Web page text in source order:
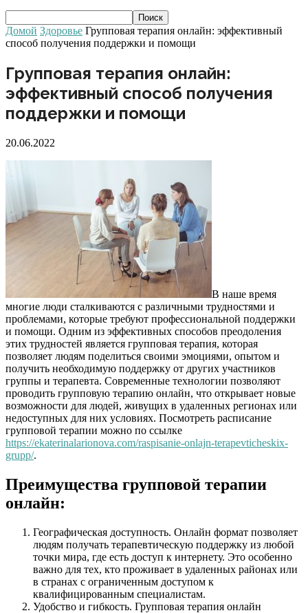
Домой Здоровье Групповая терапия онлайн: эффективный
способ получения поддержки и помощи
Групповая терапия онлайн:
эффективный способ получения
поддержки и помощи
20.06.2022
В наше время
многие люди сталкиваются с различными трудностями и
проблемами, которые требуют профессиональной поддержки
и помощи. Одним из эффективных способов преодоления
этих трудностей является групповая терапия, которая
позволяет людям поделиться своими эмоциями, опытом и
получить необходимую поддержку от других участников
группы и терапевта. Современные технологии позволяют
проводить групповую терапию онлайн, что открывает новые
возможности для людей, живущих в удаленных регионах или
недоступных для них условиях. Посмотреть расписание
групповой терапии можно по ссылке
https://ekaterinalarionova.com/raspisanie-onlajn-terapevticheskix-
grupp/.
Преимущества групповой терапии
онлайн:
Географическая доступность. Онлайн формат позволяет
людям получать терапевтическую поддержку из любой
точки мира, где есть доступ к интернету. Это особенно
важно для тех, кто проживает в удаленных районах или
в странах с ограниченным доступом к
квалифицированным специалистам.
Удобство и гибкость. Групповая терапия онлайн